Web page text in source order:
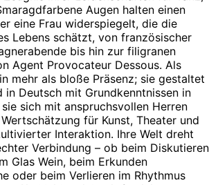
Augen halten einen
eine Frau widerspiegelt, die die
Lebens schätzt, von französischer
bis hin zur filigranen
Agent Provocateur Dessous. Als
mehr als bloße Präsenz; sie gestaltet
in Deutsch mit Grundkenntnissen in
sich mit anspruchsvollen Herren
für Kunst, Theater und
Interaktion. Ihre Welt dreht
Verbindung – ob beim Diskutieren
Glas Wein, beim Erkunden
oder beim Verlieren im Rhythmus